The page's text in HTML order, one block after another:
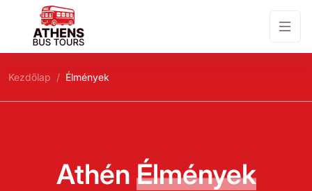
Kezdőlap Élmények
Athén Élmények